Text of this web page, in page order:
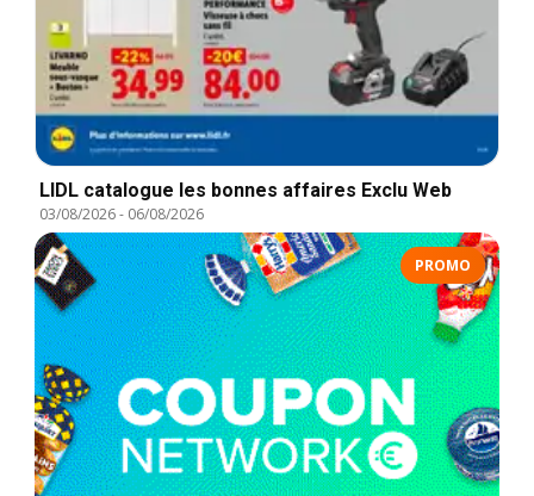
LIDL catalogue les bonnes affaires Exclu Web
03/08/2026- 06/08/2026
PROMO